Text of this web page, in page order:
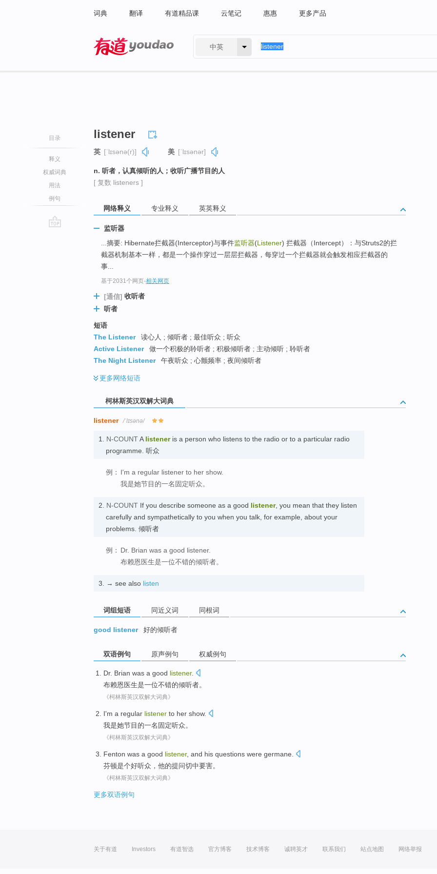
词典 翻译 有道精品课 云笔记 惠惠 更多产品
中英
目录
释义
权威词典
用法
例句
listener
英 [ˈlɪsənə(r)] 美 [ˈlɪsənər]
n. 听者，认真倾听的人；收听广播节目的人
[ 复数 listeners ]
网络释义 专业释义 英英释义
监听器
...摘要: Hibernate拦截器(Interceptor)与事件监听器(Listener) 拦截器（Intercept）：与Struts2的拦
截器机制基本一样，都是一个操作穿过一层层拦截器，每穿过一个拦截器就会触发相应拦截器的
事...
基于2031个网页-相关网页
[通信] 收听者
听者
短语
The Listener
读心人 ; 倾听者 ; 最佳听众 ; 听众
Active Listener
做一个积极的聆听者 ; 积极倾听者 ; 主动倾听 ; 聆听者
The Night Listener
午夜听众 ; 心颤频率 ; 夜间倾听者
更多网络短语
柯林斯英汉双解大词典
listener /ˈlɪsənə/
1. N-COUNTA listeneris a person who listens to the radio or to a particular radio
programme. 听众
例： I'm a regular listener to her show.
我是她节目的一名固定听众。
2. N-COUNT If you describe someone as a good listener, you mean that they listen
carefully and sympathetically to you when you talk, for example, about your
problems. 倾听者
例： Dr. Brian was a good listener.
布赖恩医生是一位不错的倾听者。
3. → see also listen
词组短语 同近义词 同根词
good listener 好的倾听者
双语例句 原声例句 权威例句
Dr. Brian was a good listener.
布赖恩医生是一位不错的倾听者。
《柯林斯英汉双解大词典》
I'm a regular listener to her show.
我是她节目 的一名 固定听众。
《柯林斯英汉双解大词典》
Fenton was a good listener, and his questions were germane
芬顿是个好听众 ， 他的提问切中要害。
《柯林斯英汉双解大词典》
更多双语例句
关于有道 Investors 有道智选 官方博客 技术博客 诚聘英才 联系我们 站点地图 网络举报